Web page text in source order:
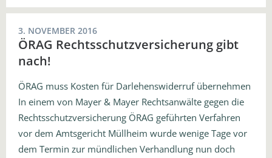
3. NOVEMBER 2016
ÖRAG Rechtsschutzversicherung gibt
nach!
ÖRAG muss Kosten für Darlehenswiderruf übernehmen
In einem von Mayer & Mayer Rechtsanwälte gegen die
Rechtsschutzversicherung ÖRAG geführten Verfahren
vor dem Amtsgericht Müllheim wurde wenige Tage vor
dem Termin zur mündlichen Verhandlung nun doch